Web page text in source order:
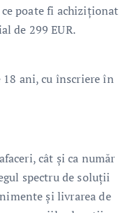
poate fi achiziționat
de 299 EUR.
18 ani, cu înscriere în
cât și ca număr
spectru de soluții
și livrarea de